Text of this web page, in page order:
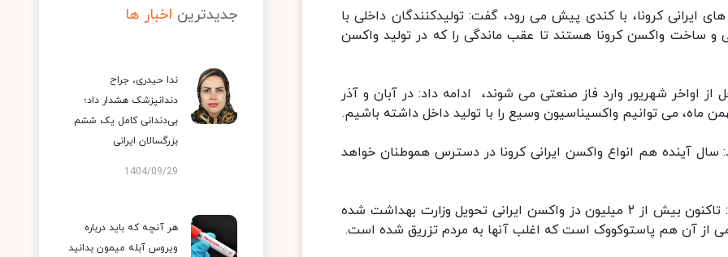
ایرانی کرونا، با کندی پیش می رود، گفت: تولیدکنندگان داخلی با
و ساخت واکسن کرونا هستند تا عقب ماندگی را که در تولید واکسن
از اواخر شهریور وارد فاز صنعتی می شوند، ادامه داد: در آبان و آذر
ماه، می توانیم واکسیناسیون وسیع را با تولید داخل داشته باشیم.
سال آینده هم انواع واکسن ایرانی کرونا در دسترس هموطنان خواهد
قانعی به تولید واکسن ایرانی کرونا اشاره کرد و گفت: تاکنون بیش از ۲ میلیون دز واکسن ایرانی تحویل وزارت بهداشت شده
از آن هم پاستوکووک است که اغلب آنها به مردم تزریق شده است.
جدیدترین اخبار ها
ندا حیدری، جراح
دندانپزشک هشدار داد؛
بی‌دندانی کامل یک ششم
بزرگسالان ایرانی
1404/09/29
هر آنچه که باید درباره
ویروس آبله میمون بدانید